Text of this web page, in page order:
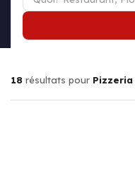
18 résultats pour Pizzeria